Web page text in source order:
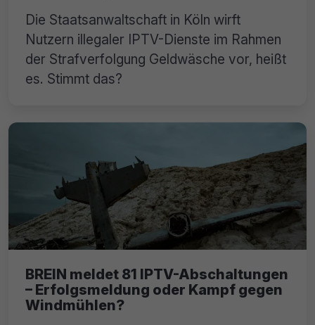
Die Staatsanwaltschaft in Köln wirft
Nutzern illegaler IPTV-Dienste im Rahmen
der Strafverfolgung Geldwäsche vor, heißt
es. Stimmt das?
BREIN meldet 81 IPTV-Abschaltungen
– Erfolgsmeldung oder Kampf gegen
Windmühlen?